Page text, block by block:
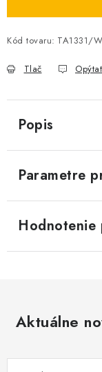
Kód tovaru: TA1331/
Tlač
Popis
Parametre
Aktuálne